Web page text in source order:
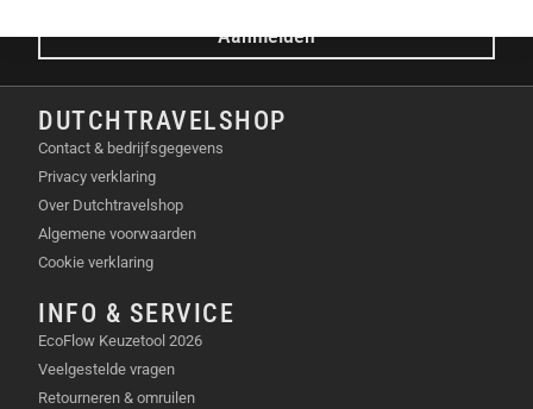
Aanmelden
DUTCHTRAVELSHOP
Contact & bedrijfsgegevens
Privacy verklaring
Over Dutchtravelshop
Algemene voorwaarden
Cookie verklaring
INFO & SERVICE
EcoFlow Keuzetool 2026
Veelgestelde vragen
Retourneren & omruilen